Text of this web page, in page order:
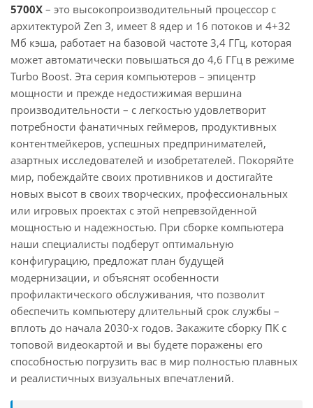
5700X – это высокопроизводительный процессор с
архитектурой Zen 3, имеет 8 ядер и 16 потоков и 4+32
Мб кэша, работает на базовой частоте 3,4 ГГц, которая
может автоматически повышаться до 4,6 ГГц в режиме
Turbo Boost. Эта серия компьютеров – эпицентр
мощности и прежде недостижимая вершина
производительности – с легкостью удовлетворит
потребности фанатичных геймеров, продуктивных
контентмейкеров, успешных предпринимателей,
азартных исследователей и изобретателей. Покоряйте
мир, побеждайте своих противников и достигайте
новых высот в своих творческих, профессиональных
или игровых проектах с этой непревзойденной
мощностью и надежностью. При сборке компьютера
наши специалисты подберут оптимальную
конфигурацию, предложат план будущей
модернизации, и объяснят особенности
профилактического обслуживания, что позволит
обеспечить компьютеру длительный срок службы –
вплоть до начала 2030-х годов. Закажите сборку ПК с
топовой видеокартой и вы будете поражены его
способностью погрузить вас в мир полностью плавных
и реалистичных визуальных впечатлений.